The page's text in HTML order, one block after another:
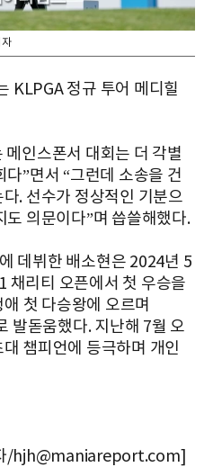
KLPGA 정규 투어 메디힐
인스폰서 대회는 더 각별
”면서 “그런데 소송을 건
. 선수가 정상적인 기분으
도 의문이다”며 씁쓸해했다.
데뷔한 배소현은 2024년 5
채리티 오픈에서 첫 우승을
첫 다승왕에 오르며
발돋움했다. 지난해 7월 오
챔피언에 등극하며 개인
/hjh@maniareport.com]